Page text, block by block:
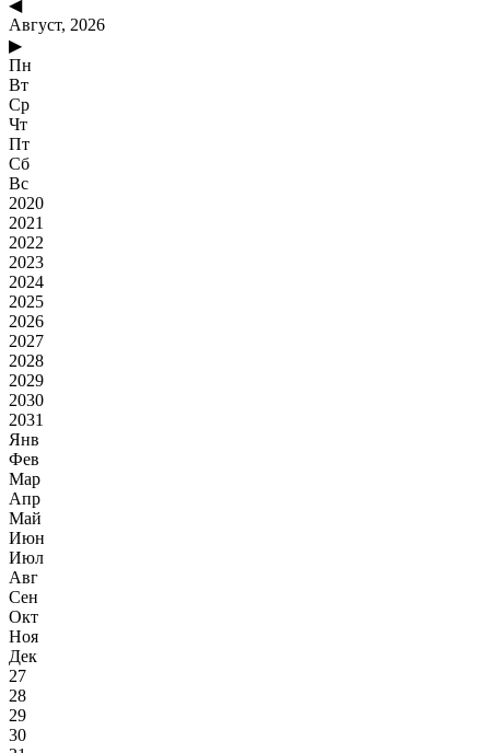
◀
Август, 2026
▶
Пн
Вт
Ср
Чт
Пт
Сб
Вс
2020
2021
2022
2023
2024
2025
2026
2027
2028
2029
2030
2031
Янв
Фев
Мар
Апр
Май
Июн
Июл
Авг
Сен
Окт
Ноя
Дек
27
28
29
30